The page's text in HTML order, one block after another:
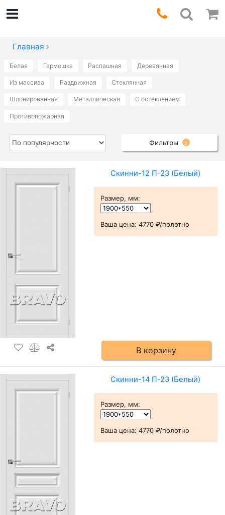
Главная
Белая Гармошка Распашная Деревянная
Из массива Раздвижная Стеклянная
Шпонированная Металлическая С остеклением
Противопожарная
Фильтры 2
Скинни-12 П-23 (Белый)
Размер, мм:
Ваша цена: 4770 ₽/полотно
В корзину
Скинни-14 П-23 (Белый)
Размер, мм:
Ваша цена: 4770 ₽/полотно